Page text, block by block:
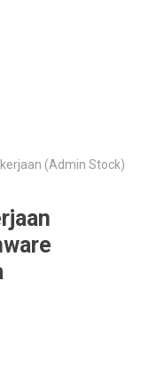
(Admin Stock)